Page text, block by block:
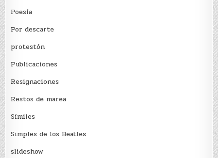
Poesía
Por descarte
protestón
Publicaciones
Resignaciones
Restos de marea
Sí­miles
Simples de los Beatles
slideshow